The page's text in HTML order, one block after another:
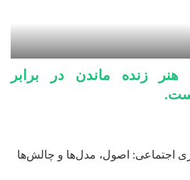
زنده ماندن در برابر